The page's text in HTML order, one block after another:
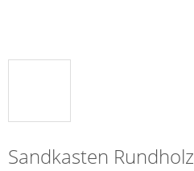
Sandkasten Rundholz